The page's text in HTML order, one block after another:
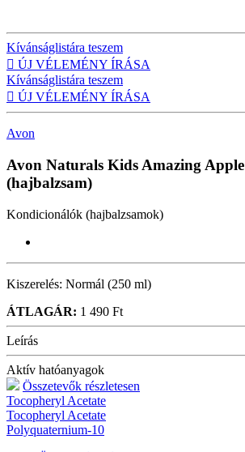
Kívánságlistára teszem
 ÚJ VÉLEMÉNY ÍRÁSA
Kívánságlistára teszem
 ÚJ VÉLEMÉNY ÍRÁSA
Avon
Avon Naturals Kids Amazing Apple
(hajbalzsam)
Kondicionálók (hajbalzsamok)
Kiszerelés: Normál (250 ml)
ÁTLAGÁR: 1 490 Ft
Leírás
Aktív hatóanyagok
Összetevők részletesen
Tocopheryl Acetate
Tocopheryl Acetate
Polyquaternium-10